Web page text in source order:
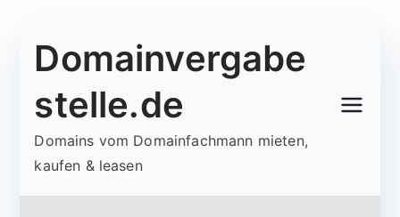
Inhalt
Domainvergabe
stelle.de
Domains vom Domainfachmann mieten,
kaufen & leasen